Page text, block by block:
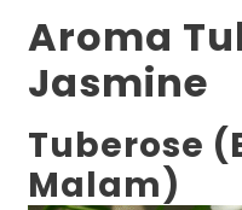
Aroma
Jasmine
Tuberose
Malam)